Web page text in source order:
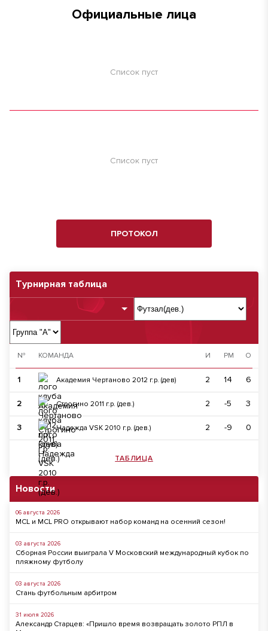
Турнирная таблица
№ КОМАНДА И РМ О
1 Академия Чертаново 2012 г.р. (дев) 2 14 6
2 Строгино 2011 г.р. (дев.) 2 -5 3
3 Надежда VSK 2010 г.р. (дев.) 2 -9 0
ТАБЛИЦА
Новости
06 августа 2026
MCL и MCL PRO открывают набор команд на осенний сезон!
03 августа 2026
Сборная России выиграла V Московский международный кубок по
пляжному футболу
03 августа 2026
Стань футбольным арбитром
31 июля 2026
Александр Старцев: «Пришло время возвращать золото РПЛ в
Официальные лица
Список пуст
Список пуст
ПРОТОКОЛ